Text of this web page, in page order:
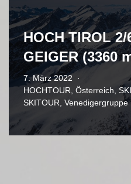
HOCH TIROL
GEIGER (3360
7. März 2022
HOCHTOUR, Österreich,
SKITOUR, Venedigergruppe